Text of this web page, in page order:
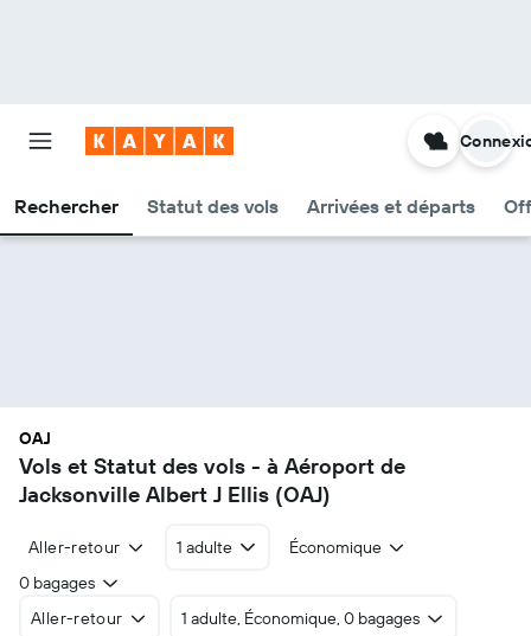
Rechercher Statut des vols Arrivées et départs
OAJ
Vols et Statut des vols - à Aéroport de
Jacksonville Albert J Ellis (OAJ)
Aller-retour 1 adulte
Économique
0 bagages
Aller-retour
1 adulte, Économique, 0 bagages